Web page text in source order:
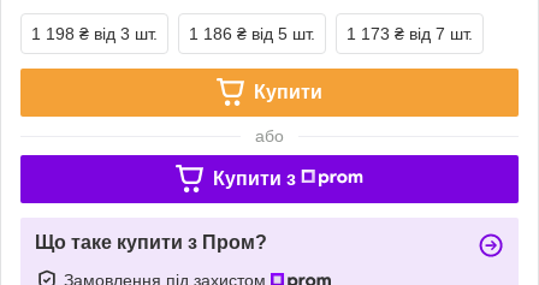
1 198 ₴ від 3 шт. 1 186 ₴ від 5 шт. 1 173 ₴ від 7 шт.
Купити
або
Купити з
Що таке купити з Пром?
Замовлення під захистом